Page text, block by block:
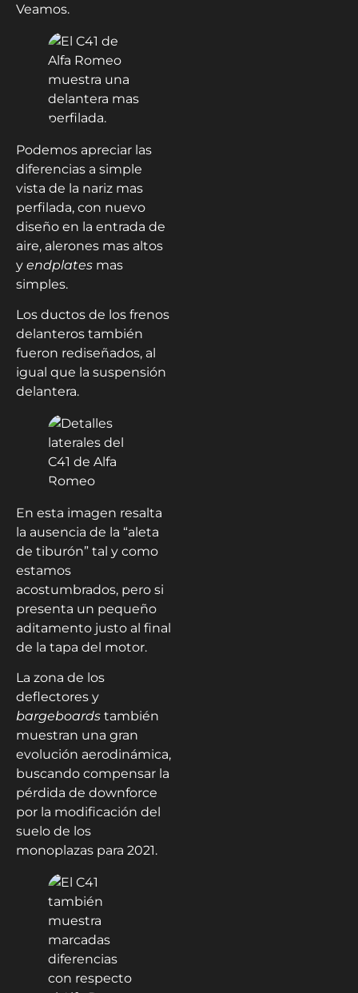
Veamos.
Podemos apreciar las
diferencias a simple
vista de la nariz mas
perfilada, con nuevo
diseño en la entrada de
aire, alerones mas altos
y endplates mas
simples.
Los ductos de los frenos
delanteros también
fueron rediseñados, al
igual que la suspensión
delantera.
En esta imagen resalta
la ausencia de la “aleta
de tiburón” tal y como
estamos
acostumbrados, pero si
presenta un pequeño
aditamento justo al final
de la tapa del motor.
La zona de los
deflectores y
bargeboards también
muestran una gran
evolución aerodinámica,
buscando compensar la
pérdida de downforce
por la modificación del
suelo de los
monoplazas para 2021.